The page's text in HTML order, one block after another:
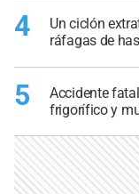
4
Un ciclón
ráfagas de
5
Accidente
frigorífico y